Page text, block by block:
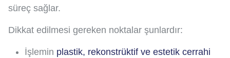
süreç sağlar.
Dikkat edilmesi gereken noktalar şunlardır:
İşlemin plastik, rekonstrüktif ve estetik cerrahi